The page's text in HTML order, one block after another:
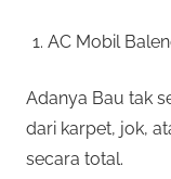
AC Mobil
Adanya Bau tak
dari karpet, jok,
secara total.